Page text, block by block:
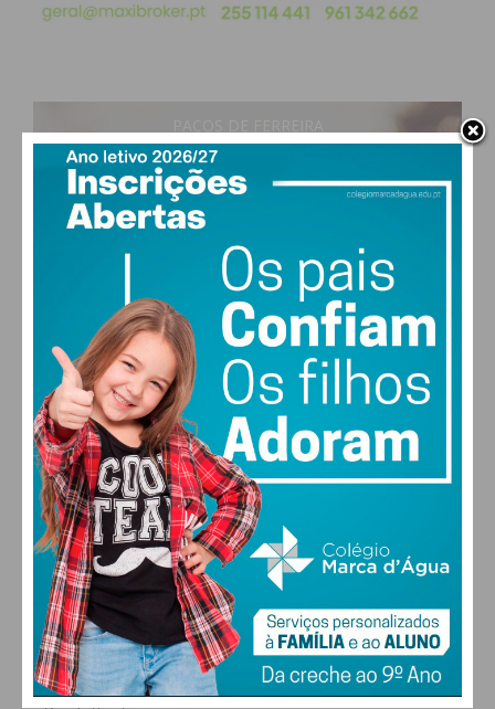
29°
clear sky
48% humidade
29°
SÁB
26
DOM
29°
SEG
30°
TER
ALTERAR
FARMACIAS DE SERVIÇO EM PAÇOS DE
FERREIRA